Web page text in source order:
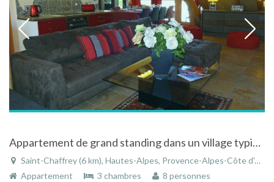
Appartement de grand standing dans un village typiquement montagnard à Serre Chevalier
Saint-Chaffrey (6 km), Hautes-Alpes, Provence-Alpes-Côte d'Azur, France
Appartement
3 chambres 8 personnes